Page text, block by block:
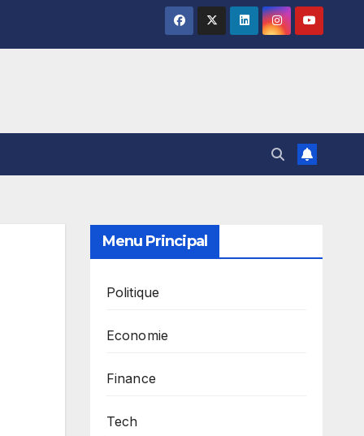
Menu Principal
Politique
Economie
Finance
Tech